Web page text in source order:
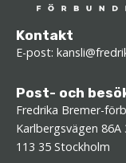
Kontakt
E-post:
Post- och
Fredrika Bremer-
Karlbergsvägen 86A
113 35 Stockholm